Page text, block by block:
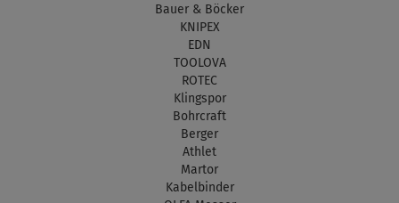
Bauer & Böcker
KNIPEX
EDN
TOOLOVA
ROTEC
Klingspor
Bohrcraft
Berger
Athlet
Martor
Kabelbinder